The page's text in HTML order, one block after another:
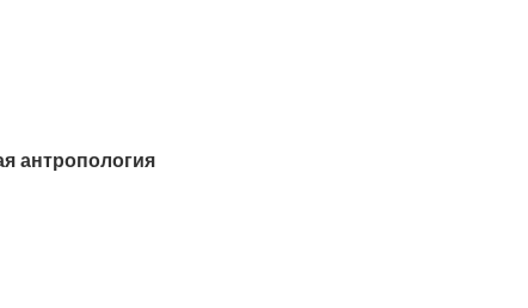
антропология